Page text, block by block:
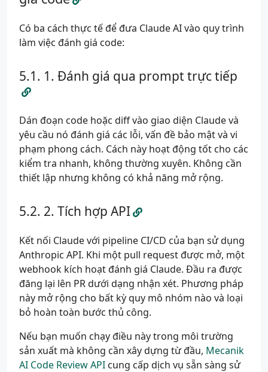
Có ba cách thực tế để đưa Claude AI vào quy trình
làm việc đánh giá code:
1. Đánh giá qua prompt trực tiếp
Dán đoạn code hoặc diff vào giao diện Claude và
yêu cầu nó đánh giá các lỗi, vấn đề bảo mật và vi
phạm phong cách. Cách này hoạt động tốt cho các
kiểm tra nhanh, không thường xuyên. Không cần
thiết lập nhưng không có khả năng mở rộng.
2. Tích hợp API
Kết nối Claude với pipeline CI/CD của bạn sử dụng
Anthropic API. Khi một pull request được mở, một
webhook kích hoạt đánh giá Claude. Đầu ra được
đăng lại lên PR dưới dạng nhận xét. Phương pháp
này mở rộng cho bất kỳ quy mô nhóm nào và loại
bỏ hoàn toàn bước thủ công.
Nếu bạn muốn chạy điều này trong môi trường
sản xuất mà không cần xây dựng từ đầu, Mecanik
AI Code Review API cung cấp dịch vụ sẵn sàng sử